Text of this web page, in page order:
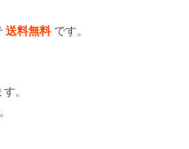
送料無料です。
。